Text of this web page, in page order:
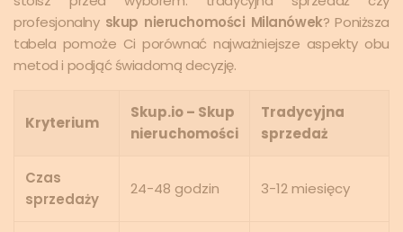
profesjonalny skup nieruchomości Milanówek? Poniższa
tabela pomoże Ci porównać najważniejsze aspekty obu
metod i podjąć świadomą decyzję.
Kryterium
Skup.io – Skup
nieruchomości
Tradycyjna
sprzedaż
Czas
sprzedaży
24-48 godzin 3-12 miesięcy